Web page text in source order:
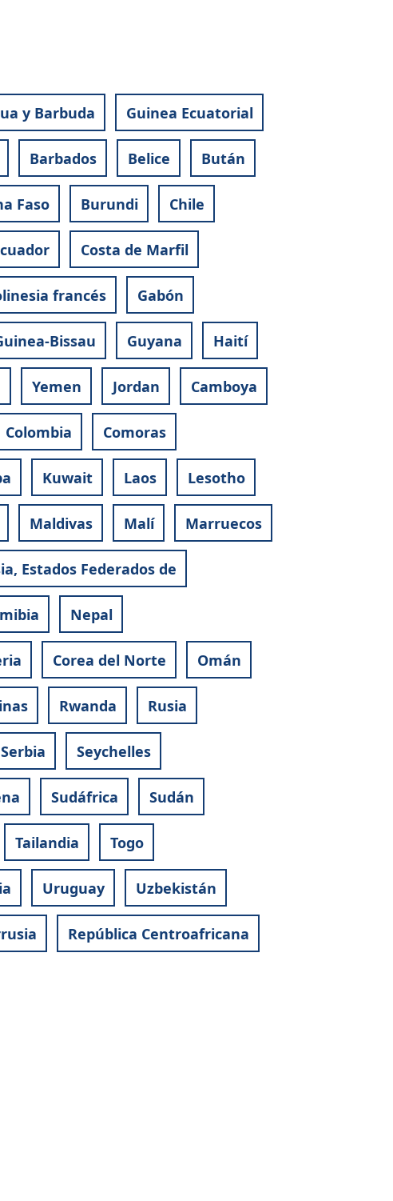
y Barbuda Guinea Ecuatorial
Barbados Belice Bután
Faso Burundi Chile
Costa de Marfil
francés Gabón
Bissau Guyana Haití
Yemen Jordan Camboya
Colombia Comoras
Kuwait Laos Lesotho
Maldivas Malí Marruecos
Estados Federados de
Nepal
Corea del Norte Omán
Rwanda Rusia
Serbia Seychelles
Sudáfrica Sudán
Tailandia Togo
Uruguay Uzbekistán
República Centroafricana